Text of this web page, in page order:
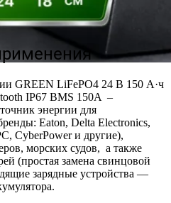
GREEN LiFePO4 24 В 150 А·ч
IP67 BMS 150A –
энергии для
Eaton, Delta Electronics,
CyberPower и другие),
морских судов, а также
(простая замена свинцовой
зарядные устройства —